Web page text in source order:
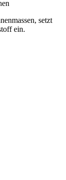
setzt
ein.